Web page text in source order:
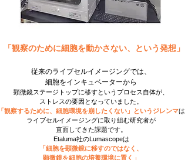
「観察のために細胞を動かさない、という発想」
従来のライブセルイメージングでは、
細胞をインキュベーターから
顕微鏡ステージトップに移すというプロセス自体が、
ストレスの要因となっていました。
観察するために、細胞環境を崩したくない」というジレンマは
ライブセルイメージングに取り組む研究者が
直面してきた課題です。
Etaluma社のLumascopeは
「細胞を顕微鏡に移すのではなく、
顕微鏡を細胞の培養環境に置く」